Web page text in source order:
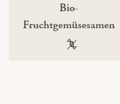
Bio-
Fruchtgemüsesamen
100 %